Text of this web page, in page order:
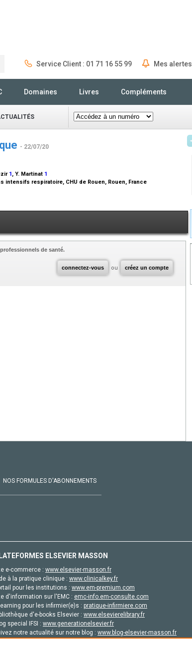
Service Client : 01 71 16 55 99 Mes alertes
Domaines Livres Compléments
- 22/07/20
1, Y. Martinat 1
respiratoire, CHU de Rouen, Rouen, France
connectez-vous ou créez un compte
de santé.
NOS FORMULES D'ABONNEMENTS
ELSEVIER MASSON
e-commerce : www.elsevier-masson.fr
à la pratique clinique : www.clinicalkey.fr
pour les institutions : www.em-premium.com
d'information sur l'EMC : emc-info.em-consulte.com
pour les infirmier(e)s : pratique-infirmiere.com
d'e-books Elsevier : www.elsevierelibrary.fr
special IFSI : www.generationelsevier.fr
notre actualité sur notre blog : www.blog-elsevier-masson.fr